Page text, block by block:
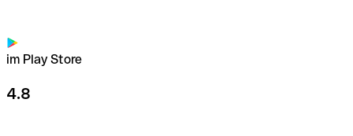
im Play Store
4.8